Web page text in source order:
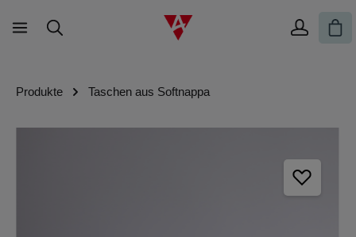
Zum Hauptinhalt springen
Produkte Taschen aus Softnappa